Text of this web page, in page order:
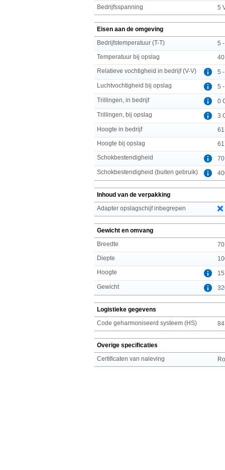
Bedrijfsspanning
5
Eisen aan de omgeving
Bedrijfstemperatuur (T-T)
5
Temperatuur bij opslag
Relatieve vochtigheid in bedrijf (V-V)
5
Luchtvochtigheid bij opslag
5
Trillingen, in bedrijf
0
Trillingen, bij opslag
3
Hoogte in bedrijf
Hoogte bij opslag
Schokbestendigheid
Schokbestendigheid (buiten gebruik)
Inhoud van de verpakking
Adapter opslagschijf inbegrepen
Gewicht en omvang
Breedte
Diepte
Hoogte
Gewicht
Logistieke gegevens
Code geharmoniseerd systeem (HS)
Overige specificaties
Certificaten van naleving